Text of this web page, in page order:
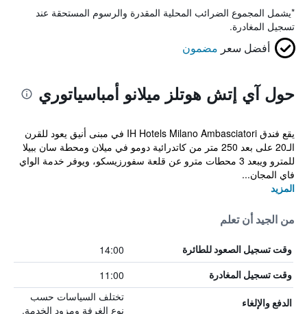
*يشمل المجموع الضرائب المحلية المقدرة والرسوم المستحقة عند
تسجيل المغادرة.
أفضل سعر مضمون
حول آي إتش هوتلز ميلانو أمباسياتوري
يقع فندق IH Hotels Milano Ambasciatori في مبنى أنيق يعود للقرن
الـ20 على بعد 250 متر من كاتدرائية دومو في ميلان ومحطة سان ببيلا
للمترو ويبعد 3 محطات مترو عن قلعة سفورزيسكو، ويوفر خدمة الواي
فاي المجان...
المزيد
من الجيد أن تعلم
وقت تسجيل الصعود للطائرة 14:00
وقت تسجيل المغادرة 11:00
الدفع والإلغاء
تختلف السياسات حسب
نوع الغرفة ومزود الخدمة.